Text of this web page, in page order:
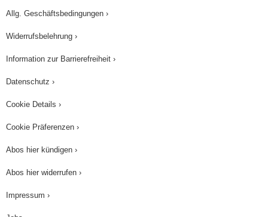
Allg. Geschäftsbedingungen ›
Widerrufsbelehrung ›
Information zur Barrierefreiheit ›
Datenschutz ›
Cookie Details ›
Cookie Präferenzen ›
Abos hier kündigen ›
Abos hier widerrufen ›
Impressum ›